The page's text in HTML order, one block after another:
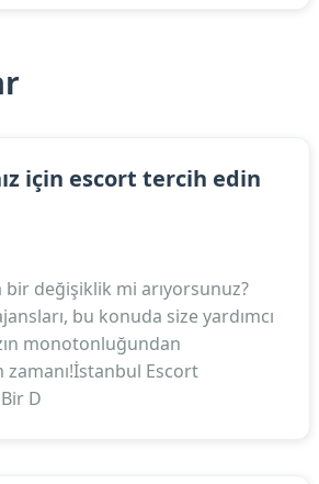
için escort tercih edin
bir değişiklik mi arıyorsunuz?
bu konuda size yardımcı
monotonluğundan
Escort
D